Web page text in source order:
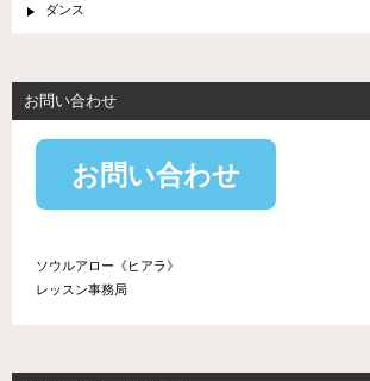
ダンス
お問い合わせ
お問い合わせ
ソウルアロー《ヒアラ》
レッスン事務局